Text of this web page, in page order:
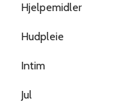
Hjelpemidler
Hudpleie
Intim
Jul